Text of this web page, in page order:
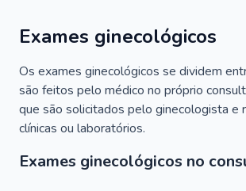
Exames ginecológicos
Os exames ginecológicos se dividem
são feitos pelo médico no próprio
que são solicitados pelo ginecologista e
clínicas ou laboratórios.
Exames ginecológicos no